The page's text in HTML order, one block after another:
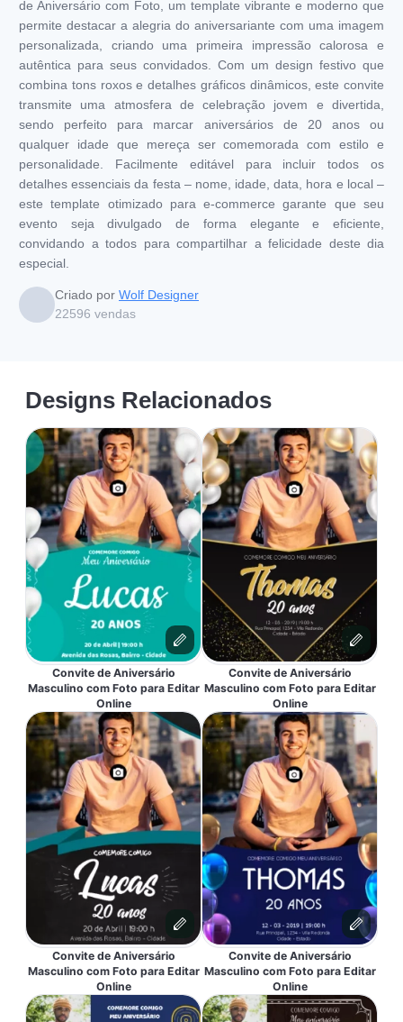
de Aniversário com Foto, um template vibrante e moderno que
permite destacar a alegria do aniversariante com uma imagem
personalizada, criando uma primeira impressão calorosa e
autêntica para seus convidados. Com um design festivo que
combina tons roxos e detalhes gráficos dinâmicos, este convite
transmite uma atmosfera de celebração jovem e divertida,
sendo perfeito para marcar aniversários de 20 anos ou
qualquer idade que mereça ser comemorada com estilo e
personalidade. Facilmente editável para incluir todos os
detalhes essenciais da festa – nome, idade, data, hora e local –
este template otimizado para e-commerce garante que seu
evento seja divulgado de forma elegante e eficiente,
convidando a todos para compartilhar a felicidade deste dia
especial.
Criado por Wolf Designer
22596 vendas
Designs Relacionados
Convite de Aniversário
Masculino com Foto para Editar
Online
Convite de Aniversário
Masculino com Foto para Editar
Online
Convite de Aniversário
Masculino com Foto para Editar
Online
Convite de Aniversário
Masculino com Foto para Editar
Online